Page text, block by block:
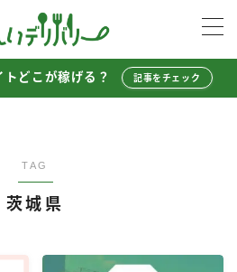
トどこが稼げる？ 記事をチェック
TAG
茨城県